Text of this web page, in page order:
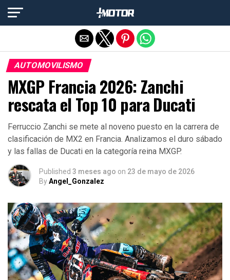
AUTOMOVILISMO
MXGP Francia 2026: Zanchi
rescata el Top 10 para Ducati
Ferruccio Zanchi se mete al noveno puesto en la carrera de
clasificación de MX2 en Francia. Analizamos el duro sábado
y las fallas de Ducati en la categoría reina MXGP.
Published 3 meses ago on 23 de mayo de 2026
ByAngel_Gonzalez
Salir de la versión móvil